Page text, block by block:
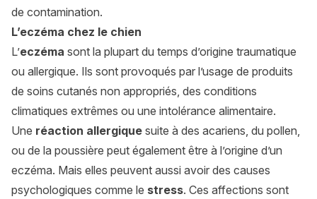
de contamination.
L’eczéma chez le chien
L’eczéma sont la plupart du temps d’origine traumatique
ou allergique. Ils sont provoqués par l’usage de produits
de soins cutanés non appropriés, des conditions
climatiques extrêmes ou une intolérance alimentaire.
Une réaction allergique suite à des acariens, du pollen,
ou de la poussière peut également être à l’origine d’un
eczéma. Mais elles peuvent aussi avoir des causes
psychologiques comme le stress. Ces affections sont